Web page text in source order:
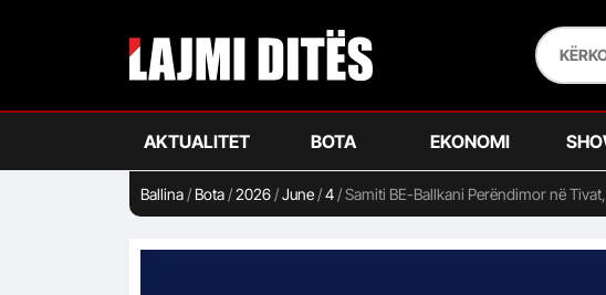
AKTUALITET BOTA EKONOMI
Ballina/ Bota/2026/June/4/Samiti BE-Ballkani Perëndimor në